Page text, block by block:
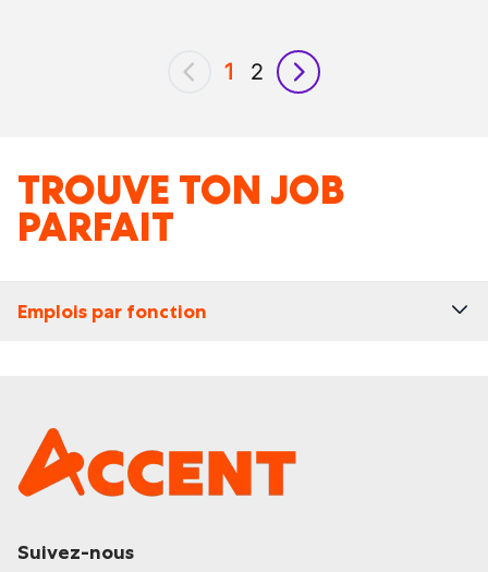
précédent
1 2
suivant
TROUVE TON JOB
PARFAIT
Emplois par fonction
Suivez-nous